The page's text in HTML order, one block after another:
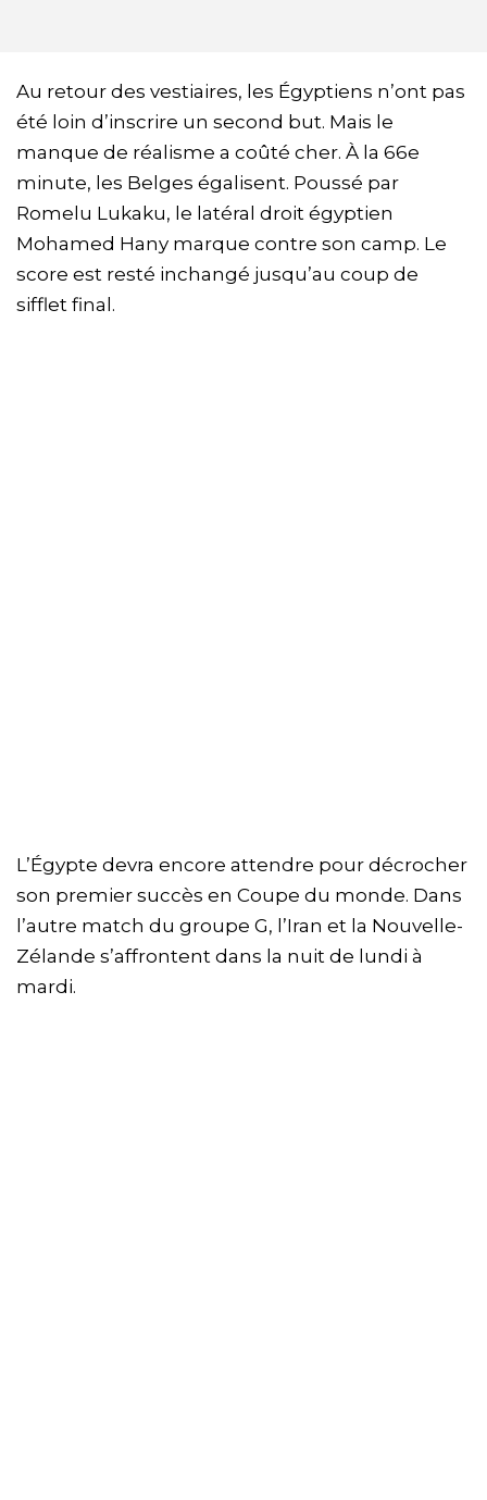
Au retour des vestiaires, les Égyptiens n’ont pas
été loin d’inscrire un second but. Mais le
manque de réalisme a coûté cher. À la 66e
minute, les Belges égalisent. Poussé par
Romelu Lukaku, le latéral droit égyptien
Mohamed Hany marque contre son camp. Le
score est resté inchangé jusqu’au coup de
sifflet final.
L’Égypte devra encore attendre pour décrocher
son premier succès en Coupe du monde. Dans
l’autre match du groupe G, l’Iran et la Nouvelle-
Zélande s’affrontent dans la nuit de lundi à
mardi.